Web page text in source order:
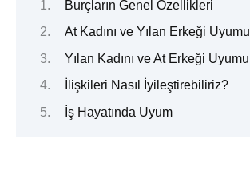
Burçların Genel Özellikleri
At Kadını ve Yılan Erkeği Uyumu
Yılan Kadını ve At Erkeği Uyumu
İlişkileri Nasıl İyileştirebiliriz?
İş Hayatında Uyum